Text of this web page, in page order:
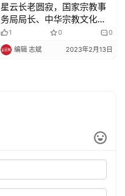
星云长老圆寂，国家宗教事
务局局长、中华宗教文化交
流协会会长崔茂虎致唁电
1 0 0
编辑 志斌 2023年2月13日